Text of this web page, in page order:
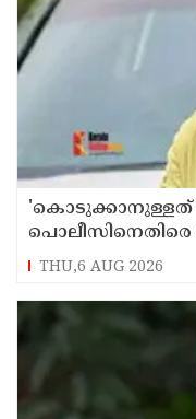
'കൊടുക്കാനുള്ളത്
THU,6 AUG 2026